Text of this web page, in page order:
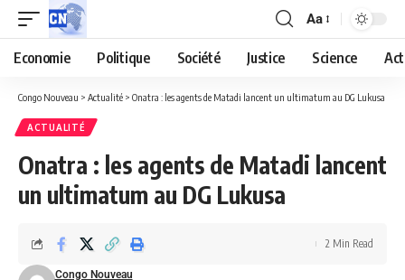
Aa
Economie Politique Société Justice Science
Congo Nouveau > Actualité > Onatra : les agents de Matadi lancent un ultimatum au DG Lukusa
ACTUALITÉ
Onatra : les agents de Matadi lancent
un ultimatum au DG Lukusa
Congo Nouveau
2 Min Read